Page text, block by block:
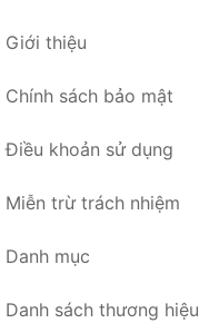
Giới thiệu
Chính sách bảo mật
Điều khoản sử dụng
Miễn trừ trách nhiệm
Danh mục
Danh sách thương hiệu